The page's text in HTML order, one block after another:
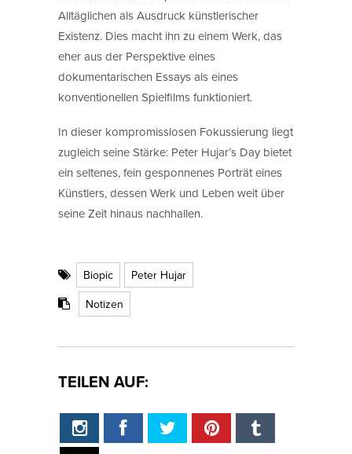
Alltäglichen als Ausdruck künstlerischer
Existenz. Dies macht ihn zu einem Werk, das
eher aus der Perspektive eines
dokumentarischen Essays als eines
konventionellen Spielfilms funktioniert.
In dieser kompromisslosen Fokussierung liegt
zugleich seine Stärke: Peter Hujar’s Day bietet
ein seltenes, fein gesponnenes Porträt eines
Künstlers, dessen Werk und Leben weit über
seine Zeit hinaus nachhallen.
Biopic
Peter Hujar
Notizen
TEILEN AUF: